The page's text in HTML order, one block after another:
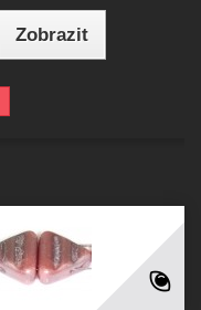
Zobrazit